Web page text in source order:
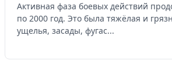
Активная фаза боевых действий
по 2000 год. Это была тяжёлая и
ущелья, засады, фугас...